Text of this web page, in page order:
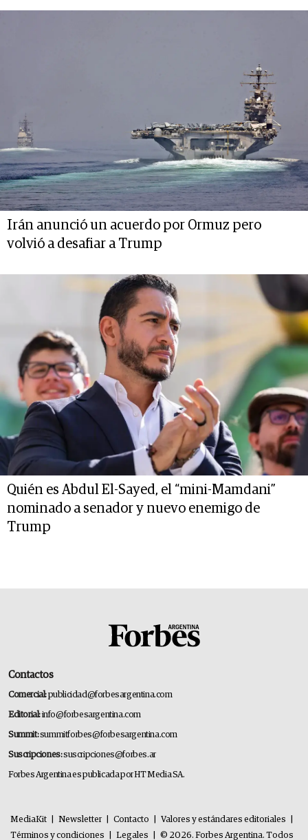
Irán anunció un acuerdo por Ormuz pero
volvió a desafiar a Trump
Quién es Abdul El-Sayed, el “mini-Mamdani”
nominado a senador y nuevo enemigo de
Trump
Contactos
Comercial:publicidad@forbesargentina.com
Editorial:info@forbesargentina.com
Summit:summitforbes@forbesargentina.com
Suscripciones:suscripciones@forbes.ar
Forbes Argentina es publicada por HT Media SA.
MediaKit Newsletter Contacto Valores y estándares editoriales
Términos y condiciones
Legales © 2026. Forbes Argentina. Todos